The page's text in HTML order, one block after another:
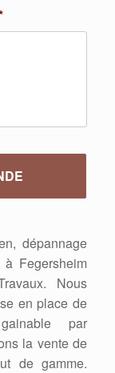
dépannage
à Fegersheim
Nous
en place de
par
la vente de
de gamme.